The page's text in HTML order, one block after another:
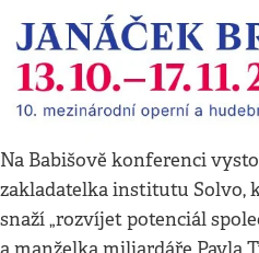
Na Babišově konferenci
zakladatelka institutu Solvo,
snaží „rozvíjet potenciál